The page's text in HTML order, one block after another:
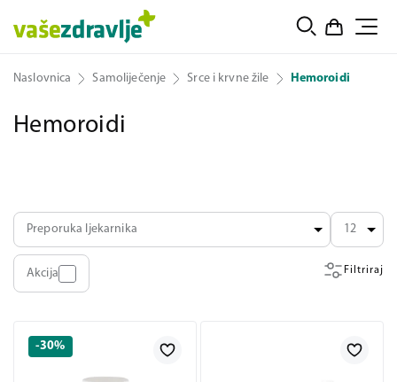
Naslovnica Samoliječenje Srce i krvne žile Hemoroidi
Hemoroidi
Filtriraj
Akcija
Preporuka ljekarnika 12
-30%